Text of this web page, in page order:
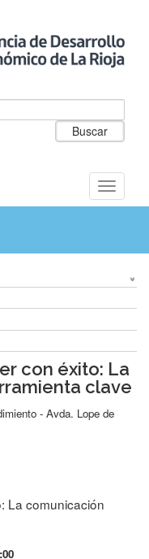
Buscar
Alternar
con éxito: La
clave
- Avda. Lope de
La comunicación